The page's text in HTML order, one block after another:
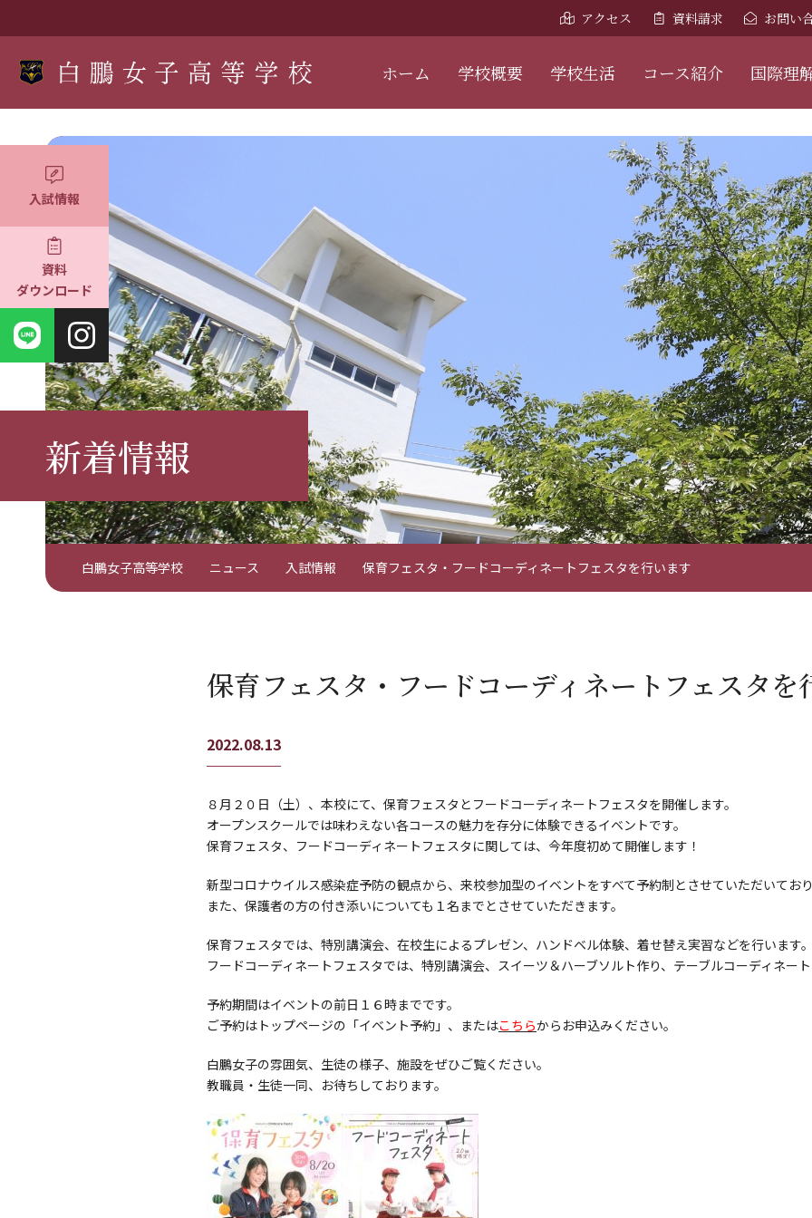
入試情報
資料
ダウンロード
アクセス 資料請求 お問い
ホーム 学校概要 学校生活 コース紹介 国際理
新着情報
白鵬女子高等学校 ニュース 入試情報 保育フェスタ・フードコーディネートフェスタを行います
保育フェスタ・フードコーディネートフェスタを
2022.08.13
８月２０日（土）、本校にて、保育フェスタとフードコーディネートフェスタを開催します。
オープンスクールでは味わえない各コースの魅力を存分に体験できるイベントです。
保育フェスタ、フードコーディネートフェスタに関しては、今年度初めて開催します！
新型コロナウイルス感染症予防の観点から、来校参加型のイベントをすべて予約制とさせていただいてお
また、保護者の方の付き添いについても１名までとさせていただきます。
保育フェスタでは、特別講演会、在校生によるプレゼン、ハンドベル体験、着せ替え実習などを行います
フードコーディネートフェスタでは、特別講演会、スイーツ＆ハーブソルト作り、テーブルコーディネー
予約期間はイベントの前日１６時までです。
ご予約はトップページの「イベント予約」、またはこちらからお申込みください。
白鵬女子の雰囲気、生徒の様子、施設をぜひご覧ください。
教職員・生徒一同、お待ちしております。